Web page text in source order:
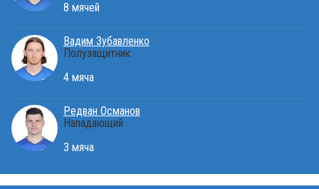
8 мячей
Вадим Зубавленко
Полузащитник
4 мяча
Редван Османов
Нападающий
3 мяча